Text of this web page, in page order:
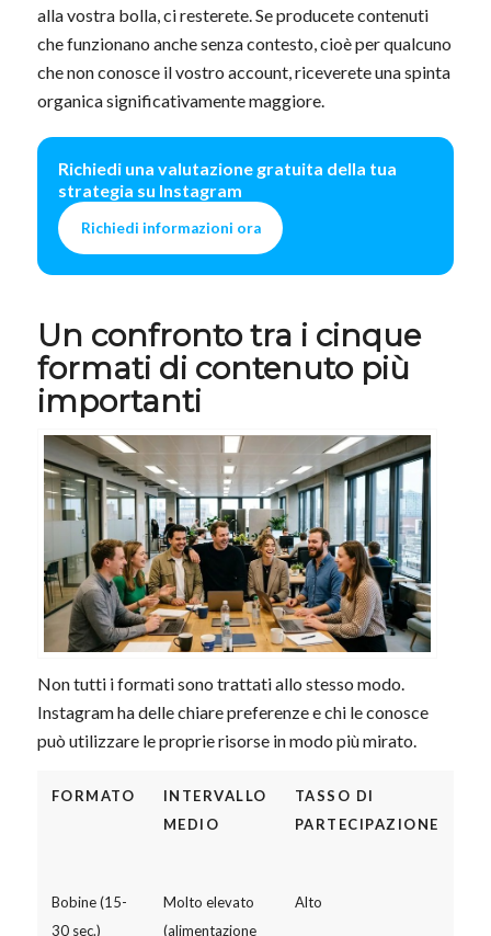
alla vostra bolla, ci resterete. Se producete contenuti
che funzionano anche senza contesto, cioè per qualcuno
che non conosce il vostro account, riceverete una spinta
organica significativamente maggiore.
Richiedi una valutazione gratuita della tua
strategia su Instagram
Richiedi informazioni ora
Un confronto tra i cinque
formati di contenuto più
importanti
Non tutti i formati sono trattati allo stesso modo.
Instagram ha delle chiare preferenze e chi le conosce
può utilizzare le proprie risorse in modo più mirato.
FORMATO
INTERVALLO
MEDIO
TASSO DI
PARTECIPAZIONE
Bobine (15-
30 sec.)
Molto elevato
(alimentazione
Alto